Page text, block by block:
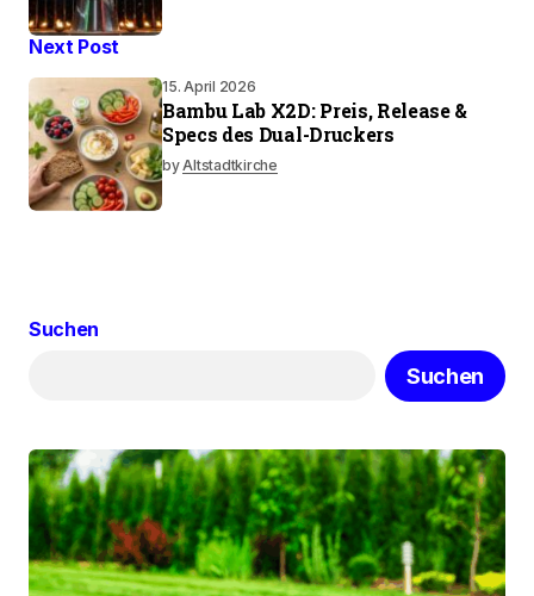
Next Post
15. April 2026
Bambu Lab X2D: Preis, Release &
Specs des Dual-Druckers
byAltstadtkirche
Suchen
Suchen